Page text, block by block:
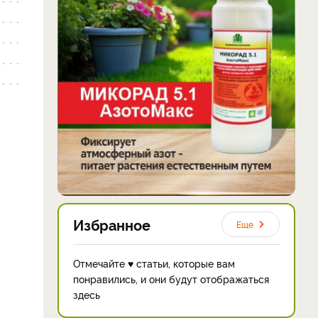
Избранное Еще
Отмечайте ♥ статьи, которые вам
понравились, и они будут отображаться
здесь